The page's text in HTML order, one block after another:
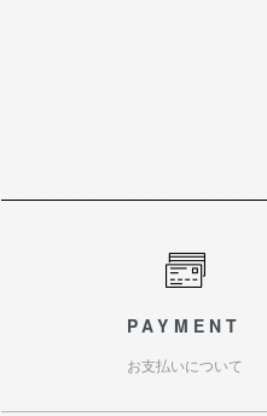
PAYMENT
お支払いについて